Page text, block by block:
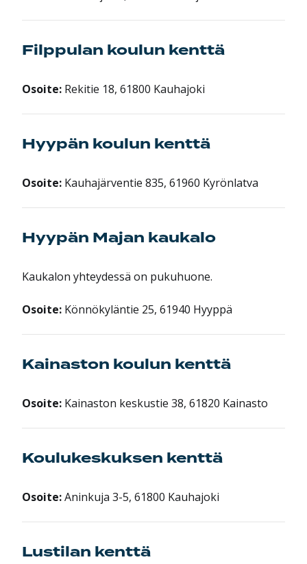
Filppulan koulun kenttä
Osoite:Rekitie 18, 61800 Kauhajoki
Hyypän koulun kenttä
Osoite:Kauhajärventie 835, 61960 Kyrönlatva
Hyypän Majan kaukalo
Kaukalon yhteydessä on pukuhuone.
Osoite:Könnökyläntie 25, 61940 Hyyppä
Kainaston koulun kenttä
Osoite:Kainaston keskustie 38, 61820 Kainasto
Koulukeskuksen kenttä
Osoite:Aninkuja 3-5, 61800 Kauhajoki
Lustilan kenttä